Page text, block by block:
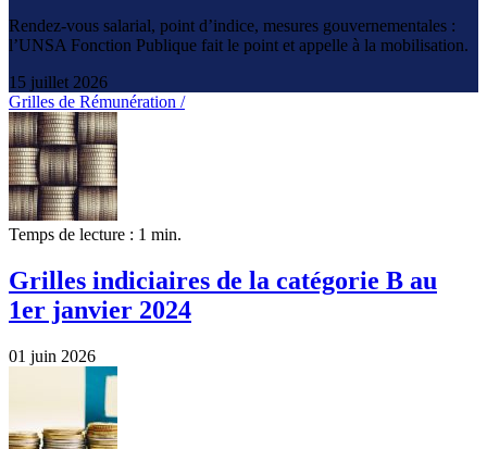
Rendez-vous salarial, point d’indice, mesures gouvernementales :
l’UNSA Fonction Publique fait le point et appelle à la mobilisation.
15 juillet 2026
Grilles de Rémunération /
Temps de lecture : 1 min.
Grilles indiciaires de la catégorie B au
1er janvier 2024
01 juin 2026